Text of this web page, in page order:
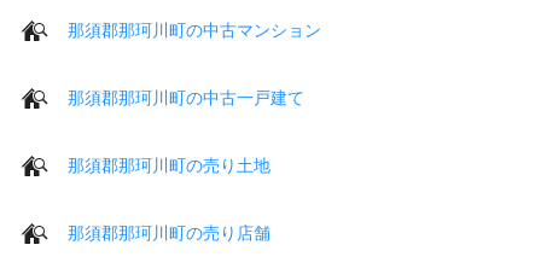
那須郡那珂川町の中古マンション
那須郡那珂川町の中古一戸建て
那須郡那珂川町の売り土地
那須郡那珂川町の売り店舗